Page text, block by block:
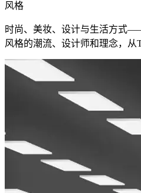
风格
时尚、美妆、设计与生活方式
风格的潮流、设计师和理念，从